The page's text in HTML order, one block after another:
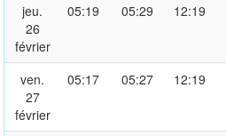
jeu.
26
février
05:19 05:29 12:19
ven.
27
février
05:17 05:27 12:19